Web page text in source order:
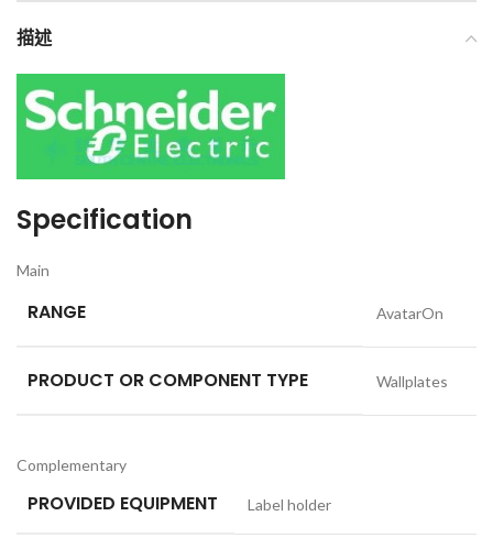
描述
Specification
Main
RANGE AvatarOn
PRODUCT OR COMPONENT TYPE Wallplates
Complementary
PROVIDED EQUIPMENT Label holder